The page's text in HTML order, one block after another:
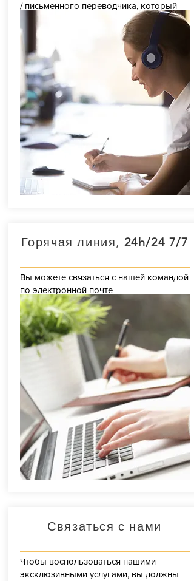
/ письменного переводчика, который
а также на вашем языке, чтобы помочь
вам в административных вопросах и в
ваших начинаниях во Франции.
Например, вам нужен перевод
административного письма,
сопровождение переводчика во время
встречи, вы хотите поговорить с
учителем вашего ребенка, вам
необходимо заполнить форму и вы его
Горячая линия, 24h/24 7/7
Вы можете связаться с нашей командой
по электронной почте
pupsfjus@pouruneplanetesansfrontiere.eu
Связаться с нами
Чтобы воспользоваться нашими
эксклюзивными услугами, вы должны